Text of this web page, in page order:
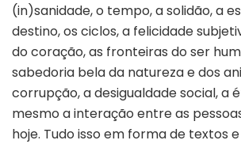
(in)sanidade, o tempo, a solidão, a
destino, os ciclos, a felicidade
do coração, as fronteiras do ser
sabedoria bela da natureza e dos
corrupção, a desigualdade social, a
mesmo a interação entre as
hoje. Tudo isso em forma de textos